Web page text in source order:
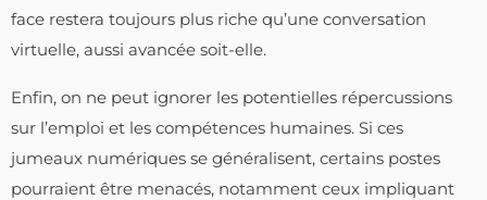
face restera toujours plus riche qu’une conversation
virtuelle, aussi avancée soit-elle.
Enfin, on ne peut ignorer les potentielles répercussions
sur l’emploi et les compétences humaines. Si ces
jumeaux numériques se généralisent, certains postes
pourraient être menacés, notamment ceux impliquant